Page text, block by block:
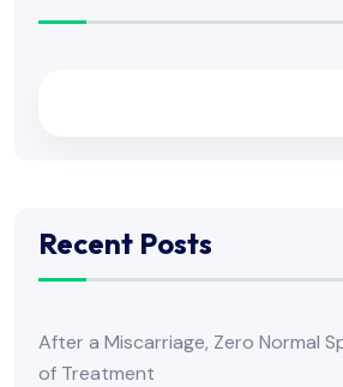
Recent Posts
After a Miscarriage, Zero Normal
of Treatment